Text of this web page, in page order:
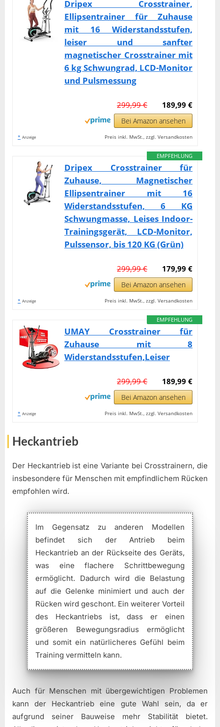
Dripex Crosstrainer,
Ellipsentrainer für Zuhause
mit 16 Widerstandsstufen,
leiser und sanfter
magnetischer Crosstrainer mit
6 kg Schwungrad, LCD-Monitor
und Pulsmessung
189,99 €
299,99 €
Bei Amazon ansehen
* Anzeige Preis inkl. MwSt., zzgl. Versandkosten
EMPFEHLUNG
Dripex Crosstrainer für
Zuhause, Magnetischer
Ellipsentrainer mit 16
Widerstandsstufen, 6 KG
Schwungmasse, Leises Indoor-
Trainingsgerät, LCD-Monitor,
Pulssensor, bis 120 KG (Grün)
179,99 €
299,99 €
Bei Amazon ansehen
* Anzeige Preis inkl. MwSt., zzgl. Versandkosten
EMPFEHLUNG
UMAY Crosstrainer für
Zuhause mit 8
Widerstandsstufen,Leiser
189,99 €
299,99 €
Bei Amazon ansehen
* Anzeige Preis inkl. MwSt., zzgl. Versandkosten
Heckantrieb
Der Heckantrieb ist eine Variante bei Crosstrainern, die
insbesondere für Menschen mit empfindlichem Rücken
empfohlen wird.
Im Gegensatz zu anderen Modellen
befindet sich der Antrieb beim
Heckantrieb an der Rückseite des Geräts,
was eine flachere Schrittbewegung
ermöglicht. Dadurch wird die Belastung
auf die Gelenke minimiert und auch der
Rücken wird geschont. Ein weiterer Vorteil
des Heckantriebs ist, dass er einen
größeren Bewegungsradius ermöglicht
und somit ein natürlicheres Gefühl beim
Training vermitteln kann.
Auch für Menschen mit übergewichtigen Problemen
kann der Heckantrieb eine gute Wahl sein, da er
aufgrund seiner Bauweise mehr Stabilität bietet.